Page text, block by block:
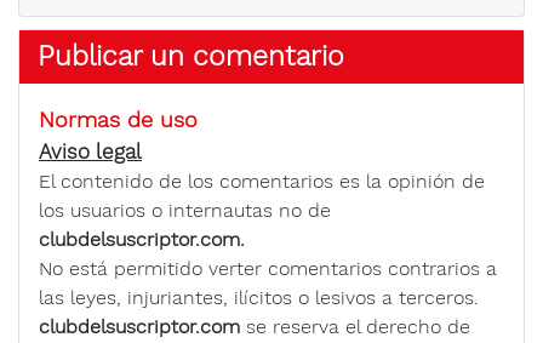
Publicar un comentario
Normas de uso
Aviso legal
El contenido de los comentarios es la opinión de
los usuarios o internautas no de
clubdelsuscriptor.com.
No está permitido verter comentarios contrarios a
las leyes, injuriantes, ilícitos o lesivos a terceros.
clubdelsuscriptor.com se reserva el derecho de